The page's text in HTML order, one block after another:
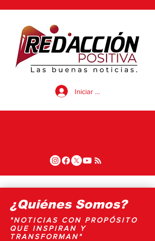
Iniciar sesión
¿Quiénes Somos?
"NOTICIAS CON PROPÓSITO
QUE INSPIRAN Y
TRANSFORMAN"